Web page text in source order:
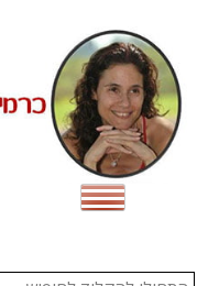
content